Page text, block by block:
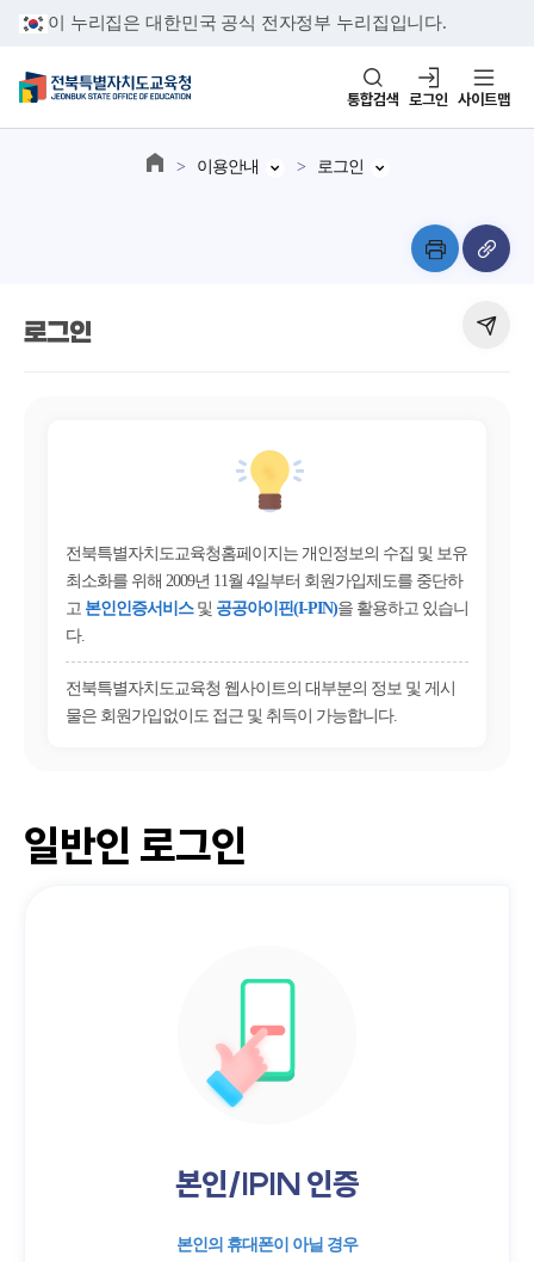
이 누리집은 대한민국 공식 전자정부 누리집입니다.
통합검색 로그인 사이트맵
이용안내 로그인
로그인
전북특별자치도교육청홈페이지는 개인정보의 수집 및 보유
최소화를 위해 2009년 11월 4일부터 회원가입제도를 중단하
고 본인인증서비스 및 공공아이핀(I-PIN)을 활용하고 있습니
다.
전북특별자치도교육청 웹사이트의 대부분의 정보 및 게시
물은 회원가입없이도 접근 및 취득이 가능합니다.
일반인 로그인
본인/IPIN 인증
본인의 휴대폰이 아닐 경우